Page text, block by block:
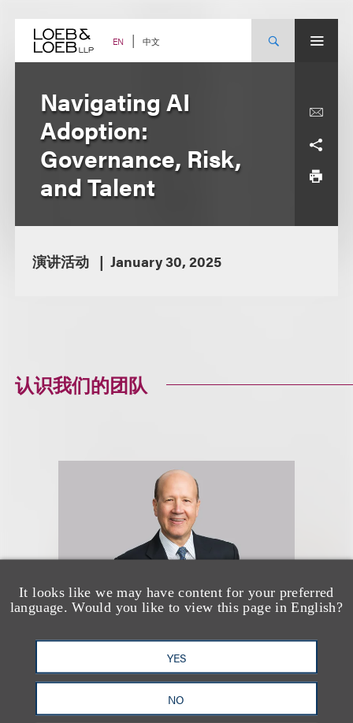
content EN 中文
It looks like we may have content for your preferred
language. Would you like to view this page in English?
YES
NO
Navigating AI
Adoption:
Governance, Risk,
and Talent
演讲活动 January 30, 2025
认识我们的团队
Akiba Stern